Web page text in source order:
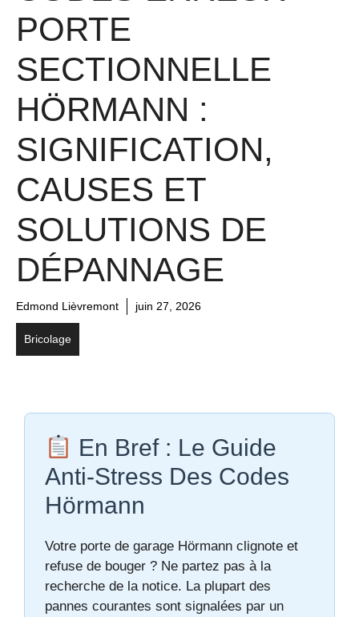
PORTE
SECTIONNELLE
HÖRMANN :
SIGNIFICATION,
CAUSES ET
SOLUTIONS DE
DÉPANNAGE
Edmond Lièvremont juin 27, 2026
Bricolage
En Bref : Le Guide
Anti-Stress Des Codes
Hörmann
Votre porte de garage Hörmann clignote et
refuse de bouger ? Ne partez pas à la
recherche de la notice. La plupart des
pannes courantes sont signalées par un